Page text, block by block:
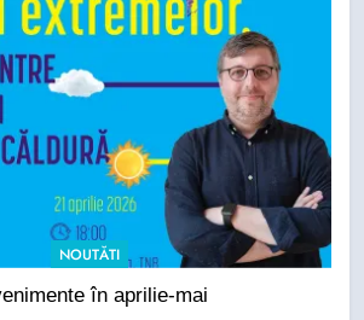
NOUTĂTI
în aprilie-mai